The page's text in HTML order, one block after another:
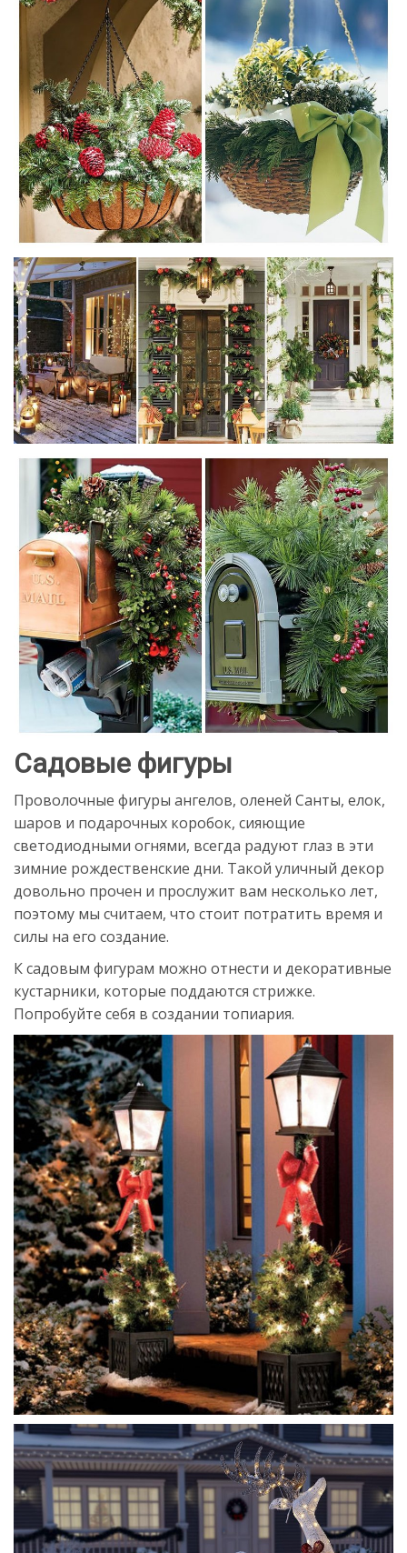
Садовые фигуры
Проволочные фигуры ангелов, оленей Санты, елок,
шаров и подарочных коробок, сияющие
светодиодными огнями, всегда радуют глаз в эти
зимние рождественские дни. Такой уличный декор
довольно прочен и прослужит вам несколько лет,
поэтому мы считаем, что стоит потратить время и
силы на его создание.
К садовым фигурам можно отнести и декоративные
кустарники, которые поддаются стрижке.
Попробуйте себя в создании топиария.